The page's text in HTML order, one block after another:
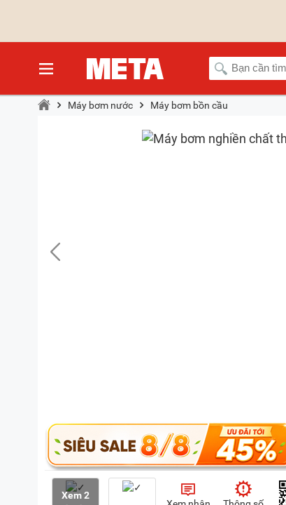
Máy bơm nước Máy bơm bồn cầu
Xem 2